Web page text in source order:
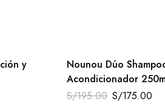
y
Nounou Dúo
Acondicionador
S/195.00 S/175.00